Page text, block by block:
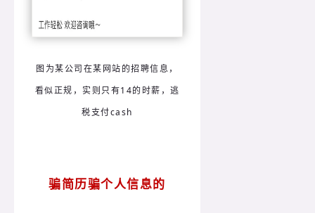
图为某公司在某网站的招聘信息，
看似正规，实则只有14的时薪，逃
税支付cash
骗简历骗个人信息的